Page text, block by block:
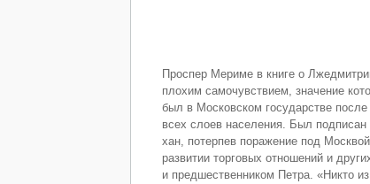
Проспер Мериме в книге о
плохим самочувствием, значение
был в Московском государстве
всех слоев населения. Был
хан, потерпев поражение под
развитии торговых отношений и
и предшественником Петра. «Никто